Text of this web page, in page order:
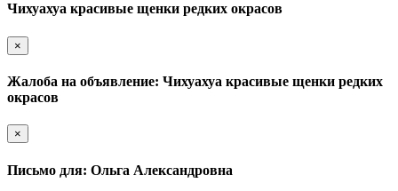
Чихуахуа красивые щенки редких окрасов
×
Жалоба на объявление: Чихуахуа красивые щенки редких
окрасов
×
Письмо для: Ольга Александровна